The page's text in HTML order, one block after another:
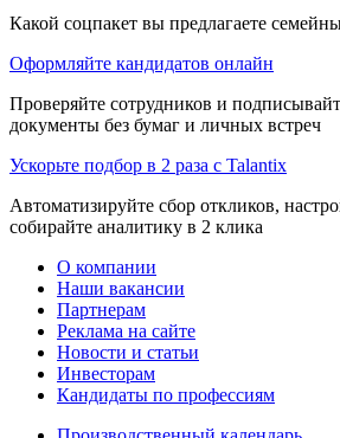
Какой соцпакет вы предлагаете
Оформляйте кандидатов онлайн
Проверяйте сотрудников и
документы без бумаг и личных встреч
Ускорьте подбор в 2 раза с Talantix
Автоматизируйте сбор откликов,
собирайте аналитику в 2 клика
О компании
Наши вакансии
Партнерам
Реклама на сайте
Новости и статьи
Инвесторам
Кандидаты по профессиям